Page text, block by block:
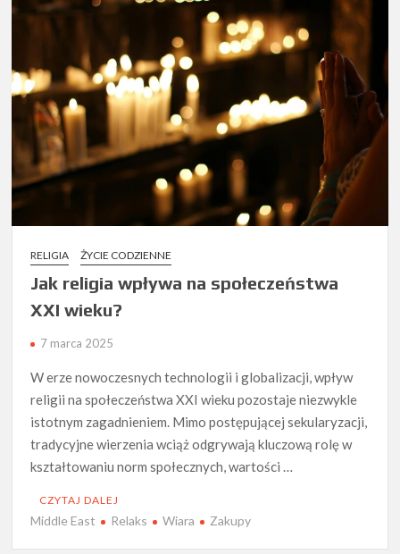
RELIGIA ŻYCIE CODZIENNE
Jak religia wpływa na społeczeństwa
XXI wieku?
7 marca 2025
W erze nowoczesnych technologii i globalizacji, wpływ
religii na społeczeństwa XXI wieku pozostaje niezwykle
istotnym zagadnieniem. Mimo postępującej sekularyzacji,
tradycyjne wierzenia wciąż odgrywają kluczową rolę w
kształtowaniu norm społecznych, wartości …
CZYTAJ DALEJ
Middle East Relaks Wiara Zakupy